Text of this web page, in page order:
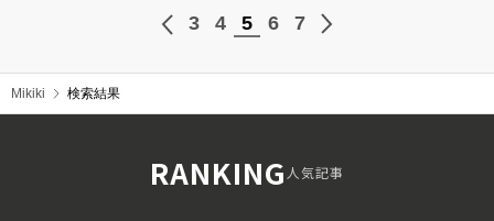
3 4 5 6 7
Mikiki 検索結果
RANKING人気記事